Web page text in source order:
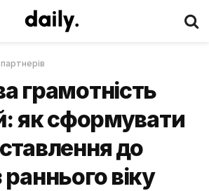
грамотність
як сформувати
до
віку